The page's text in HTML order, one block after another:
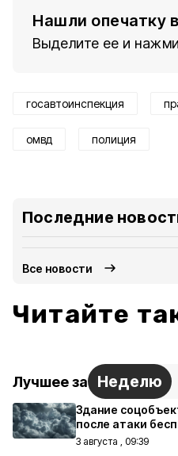
Нашли опечатку
Выделите ее и
госавтоинспекция
омвд полиция
Последние
Все новости
Читайте
Лучшее за Неделю
Здание
после атаки
3 августа , 09:39